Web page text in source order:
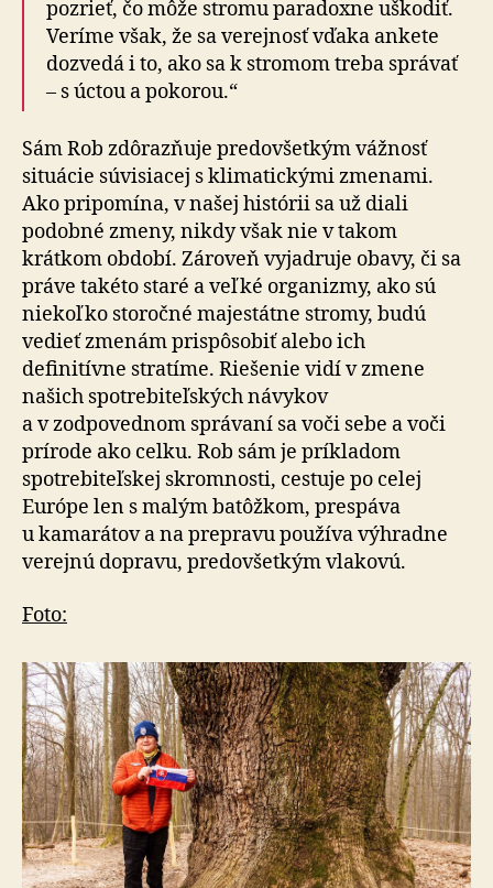
pozrieť, čo môže stromu paradoxne uškodiť.
Veríme však, že sa verejnosť vďaka ankete
dozvedá i to, ako sa k stromom treba správať
– s úctou a pokorou.“
Sám Rob zdôrazňuje predovšetkým vážnosť
situácie súvisiacej s klimatickými zmenami.
Ako pripomína, v našej histórii sa už diali
podobné zmeny, nikdy však nie v takom
krátkom období. Zároveň vyjadruje obavy, či sa
práve takéto staré a veľké organizmy, ako sú
niekoľko storočné majestátne stromy, budú
vedieť zmenám prispôsobiť alebo ich
definitívne stratíme. Riešenie vidí v zmene
našich spotrebiteľských návykov
a v zodpovednom správaní sa voči sebe a voči
prírode ako celku. Rob sám je príkladom
spotrebiteľskej skromnosti, cestuje po celej
Európe len s malým batôžkom, prespáva
u kamarátov a na prepravu používa výhradne
verejnú dopravu, predovšetkým vlakovú.
Foto: